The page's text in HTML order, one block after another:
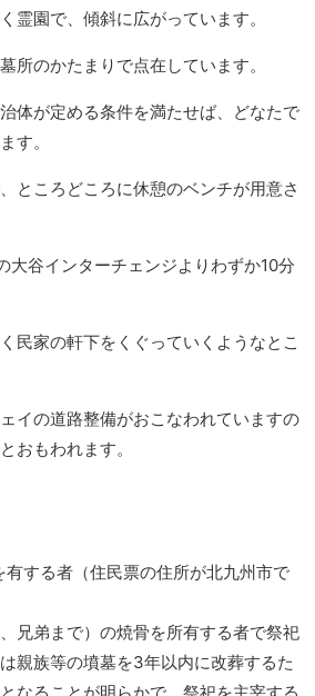
霊園で、傾斜に広がっています。
所のかたまりで点在しています。
体が定める条件を満たせば、どなたで
す。
ところどころに休憩のベンチが用意さ
大谷インターチェンジよりわずか10分
民家の軒下をくぐっていくようなとこ
イの道路整備がおこなわれていますの
おもわれます。
する者（住民票の住所が北九州市で
弟まで）の焼骨を所有する者で祭祀
親族等の墳墓を3年以内に改葬するた